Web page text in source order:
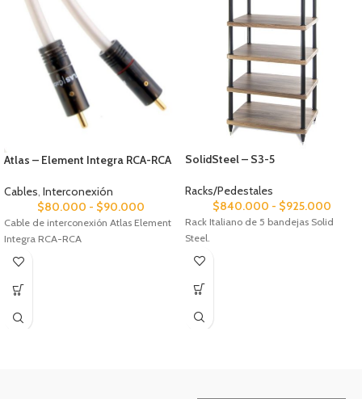
Atlas – Element Integra RCA-RCA
Cables, Interconexión
$80.000 - $90.000
Cable de interconexión Atlas Element
Integra RCA-RCA
SolidSteel – S3-5
Racks/Pedestales
$840.000 - $925.000
Rack Italiano de 5 bandejas Solid
Steel.